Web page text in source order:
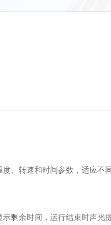
转速和时间参数，适应不
剩余时间，运行结束时声光提